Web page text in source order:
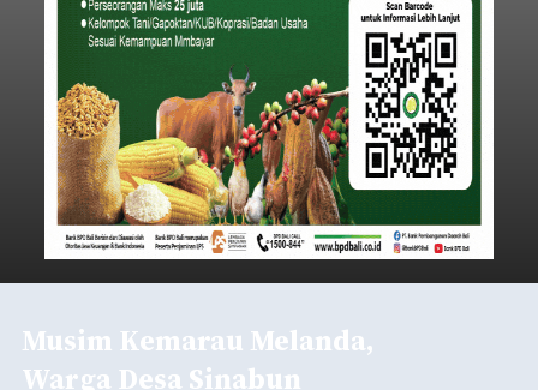
Musim Kemarau Melanda,
Warga Desa Sinabun